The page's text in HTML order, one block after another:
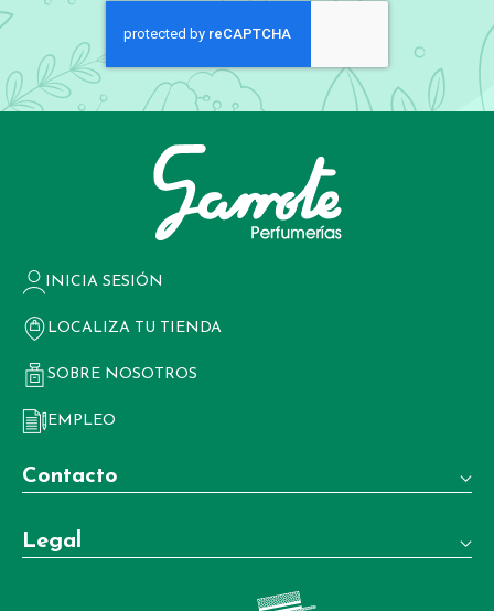
INICIA SESIÓN
LOCALIZA TU TIENDA
SOBRE NOSOTROS
EMPLEO
Contacto
Teléfono:
+34 981 22 97 83
Legal
Términos y condiciones de venta